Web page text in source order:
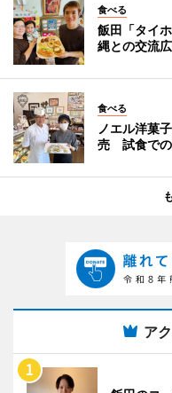
食べる
飯田「タイ
縄との交流
食べる
ノエル洋菓
売 試食での
ア